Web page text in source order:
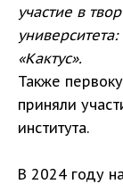
участие в
«Кактус».
Также
приняли
института.
В 2024 году